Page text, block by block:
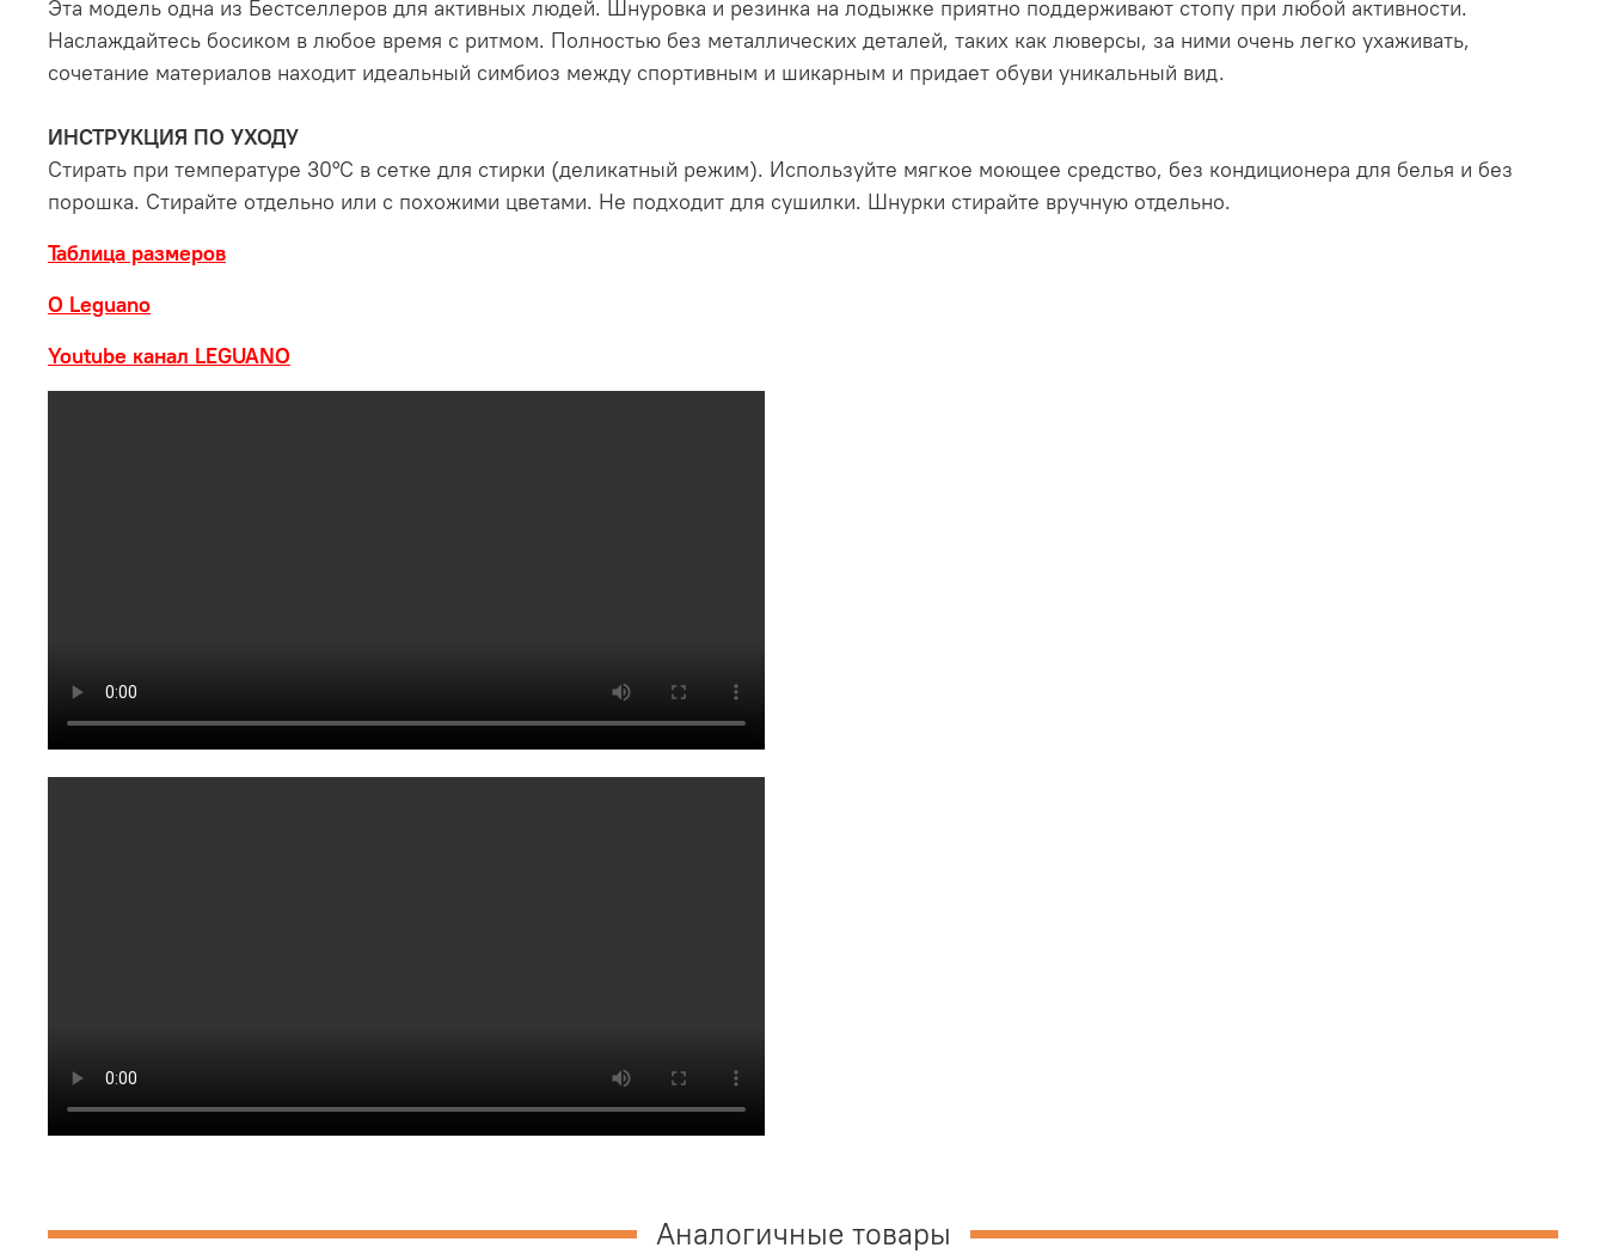
Эта модель одна из Бестселлеров для активных людей. Шнуровка и резинка на лодыжке приятно поддерживают стопу при любой активности.
Наслаждайтесь босиком в любое время с ритмом. Полностью без металлических деталей, таких как люверсы, за ними очень легко ухаживать,
сочетание материалов находит идеальный симбиоз между спортивным и шикарным и придает обуви уникальный вид.
ИНСТРУКЦИЯ ПО УХОДУ
Стирать при температуре 30°С в сетке для стирки (деликатный режим). Используйте мягкое моющее средство, без кондиционера для белья и без
порошка. Стирайте отдельно или с похожими цветами. Не подходит для сушилки. Шнурки стирайте вручную отдельно.
Таблица размеров
О Leguano
Youtube канал LEGUANO
Аналогичные товары